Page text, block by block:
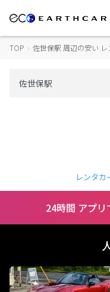
TOP › 佐世保駅 周辺の安い
レンタカ
24時間 アプ